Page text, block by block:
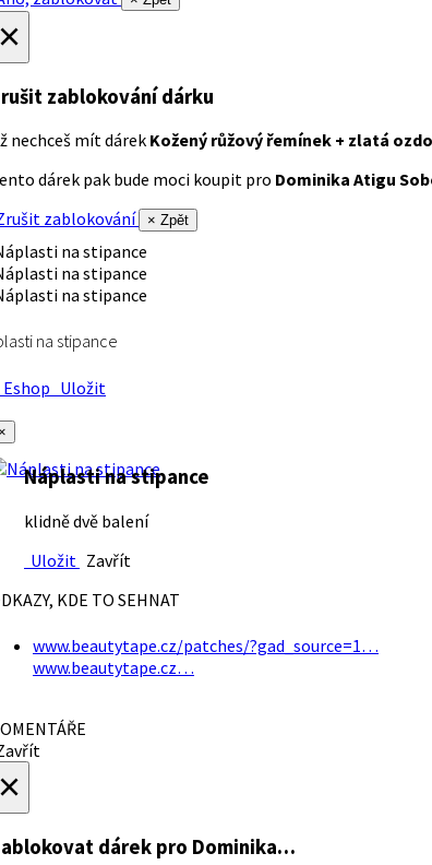
zablokování dárku
nechceš mít dárek Kožený růžový řemínek + zlatá
dárek pak bude moci koupit pro Dominika Atigu
zablokování
× Zpět
na stipance
Uložit
Náplasti na stipance
klidně dvě balení
Uložit Zavřít
KDE TO SEHNAT
www.beautytape.cz/patches/?gad_source=1…
www.beautytape.cz…
dárek pro Dominika…